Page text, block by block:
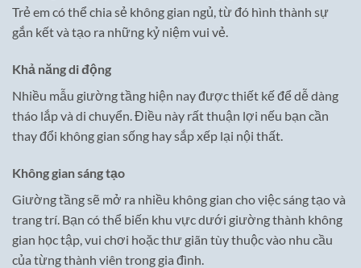
Trẻ em có thể chia sẻ không gian ngủ, từ đó hình thành sự
gắn kết và tạo ra những kỷ niệm vui vẻ.
Khả năng di động
Nhiều mẫu giường tầng hiện nay được thiết kế để dễ dàng
tháo lắp và di chuyển. Điều này rất thuận lợi nếu bạn cần
thay đổi không gian sống hay sắp xếp lại nội thất.
Không gian sáng tạo
Giường tầng sẽ mở ra nhiều không gian cho việc sáng tạo và
trang trí. Bạn có thể biến khu vực dưới giường thành không
gian học tập, vui chơi hoặc thư giãn tùy thuộc vào nhu cầu
của từng thành viên trong gia đình.